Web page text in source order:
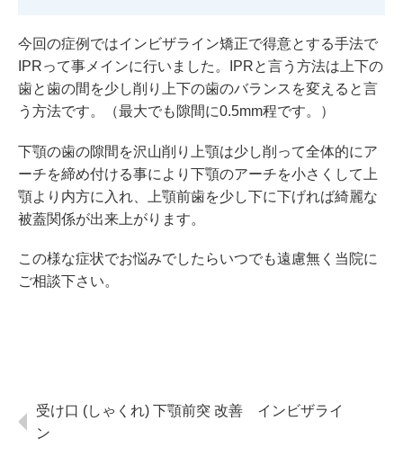
今回の症例ではインビザライン矯正で得意とする手法で
IPRって事メインに行いました。IPRと言う方法は上下の
歯と歯の間を少し削り上下の歯のバランスを変えると言
う方法です。（最大でも隙間に0.5mm程です。）
下顎の歯の隙間を沢山削り上顎は少し削って全体的にア
ーチを締め付ける事により下顎のアーチを小さくして上
顎より内方に入れ、上顎前歯を少し下に下げれば綺麗な
被蓋関係が出来上がります。
この様な症状でお悩みでしたらいつでも遠慮無く当院に
ご相談下さい。
受け口 (しゃくれ) 下顎前突 改善 インビザライ
ン